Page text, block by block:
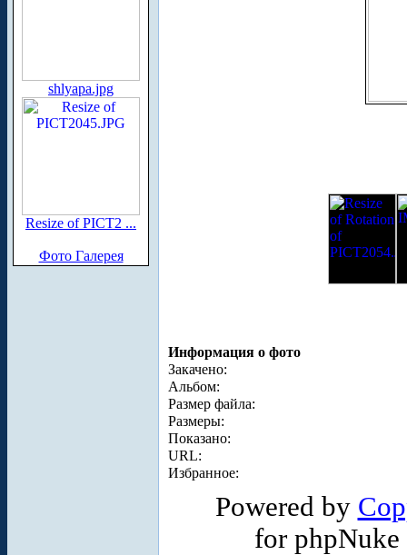
shlyapa.jpg
Resize of PICT2 ...
Фото Галерея
Информация о фото
Закачено:
Альбом:
Размер файла:
Размеры:
Показано:
URL:
Избранное:
Powered by
for